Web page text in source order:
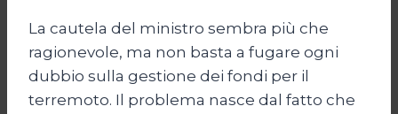
La cautela del ministro sembra più che
ragionevole, ma non basta a fugare ogni
dubbio sulla gestione dei fondi per il
terremoto. Il problema nasce dal fatto che